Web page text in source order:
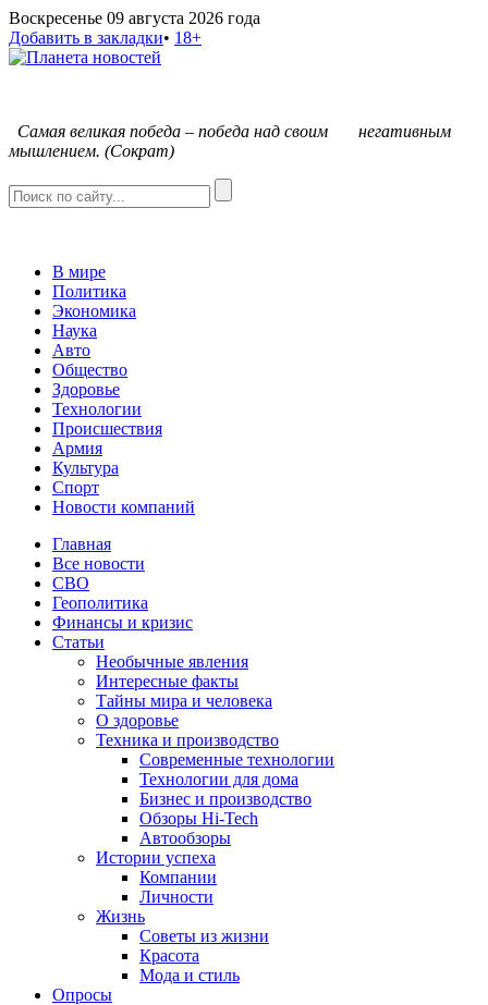
Воскресенье 09 августа 2026 года
Добавить в закладки• 18+
Самая великая победа – победа над своим негативным
мышлением. (Сократ)
В мире
Политика
Экономика
Наука
Авто
Общество
Здоровье
Технологии
Происшествия
Армия
Культура
Спорт
Новости компаний
Главная
Все новости
СВО
Геополитика
Финансы и кризис
Статьи
Необычные явления
Интересные факты
Тайны мира и человека
О здоровье
Техника и производство
Современные технологии
Технологии для дома
Бизнес и производство
Обзоры Hi-Tech
Автообзоры
Истории успеха
Компании
Личности
Жизнь
Советы из жизни
Красота
Мода и стиль
Опросы